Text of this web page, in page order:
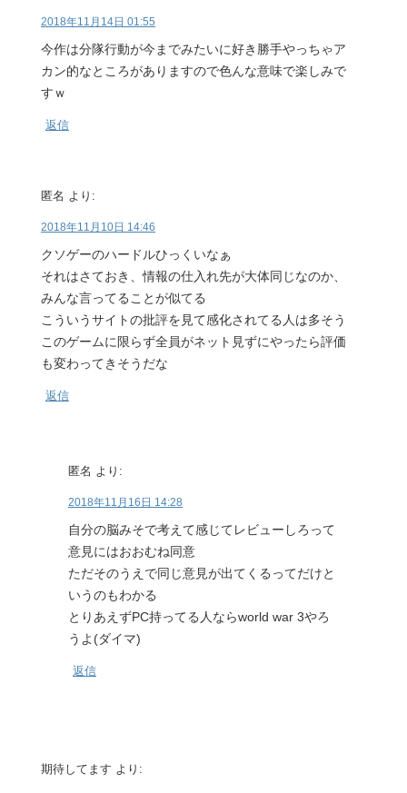
2018年11月14日 01:55
今作は分隊行動が今までみたいに好き勝手やっちゃア
カン的なところがありますので色んな意味で楽しみで
すｗ
返信
匿名 より:
2018年11月10日 14:46
クソゲーのハードルひっくいなぁ
それはさておき、情報の仕入れ先が大体同じなのか、
みんな言ってることが似てる
こういうサイトの批評を見て感化されてる人は多そう
このゲームに限らず全員がネット見ずにやったら評価
も変わってきそうだな
返信
匿名 より:
2018年11月16日 14:28
自分の脳みそで考えて感じてレビューしろって
意見にはおおむね同意
ただそのうえで同じ意見が出てくるってだけと
いうのもわかる
とりあえずPC持ってる人ならworld war 3やろ
うよ(ダイマ)
返信
期待してます より: